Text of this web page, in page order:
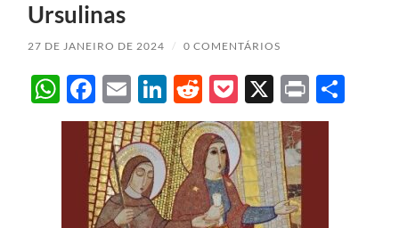
Ursulinas
27 DE JANEIRO DE 2024 / 0 COMENTÁRIOS
WhatsApp
Facebook
EmailLinkedIn
Reddit
Pocket
X Print